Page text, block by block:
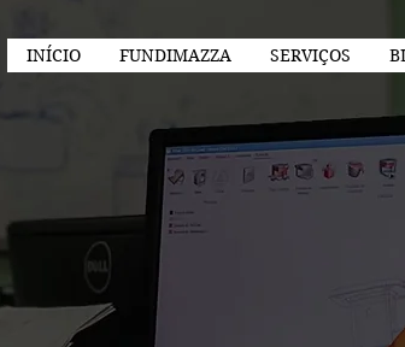
INÍCIO FUNDIMAZZA SERVIÇOS